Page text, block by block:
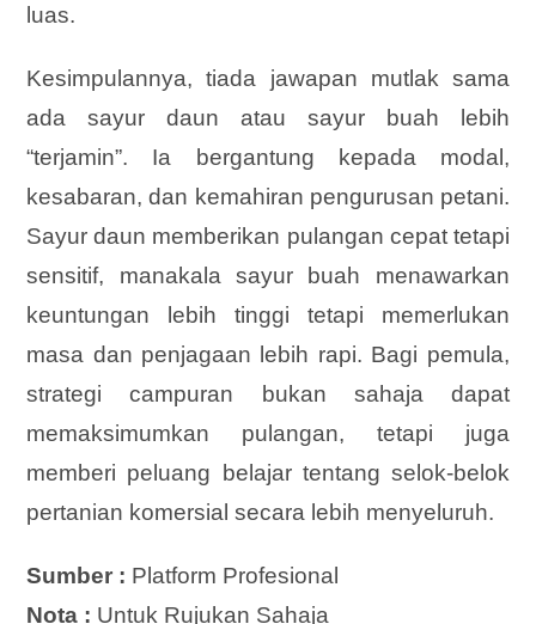
luas.
Kesimpulannya, tiada jawapan mutlak sama
ada sayur daun atau sayur buah lebih
“terjamin”. Ia bergantung kepada modal,
kesabaran, dan kemahiran pengurusan petani.
Sayur daun memberikan pulangan cepat tetapi
sensitif, manakala sayur buah menawarkan
keuntungan lebih tinggi tetapi memerlukan
masa dan penjagaan lebih rapi. Bagi pemula,
strategi campuran bukan sahaja dapat
memaksimumkan pulangan, tetapi juga
memberi peluang belajar tentang selok-belok
pertanian komersial secara lebih menyeluruh.
Sumber : Platform Profesional
Nota : Untuk Rujukan Sahaja